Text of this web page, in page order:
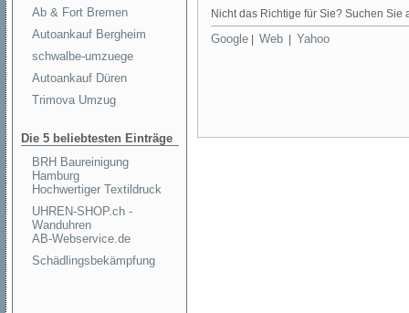
Ab & Fort Bremen
Autoankauf Bergheim
schwalbe-umzuege
Autoankauf Düren
Trimova Umzug
Die 5 beliebtesten Einträge
BRH Baureinigung
Hamburg
Hochwertiger Textildruck
UHREN-SHOP.ch -
Wanduhren
AB-Webservice.de
Schädlingsbekämpfung
Nicht das Richtige für Sie? Suchen Sie
Google Web Yahoo